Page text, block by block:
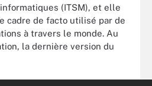
(ITSM), et elle
cadre de facto utilisé par de
à travers le monde. Au
la dernière version du